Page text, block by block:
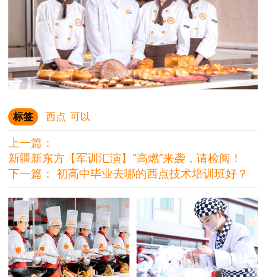
标签 西点 可以
上一篇：
新疆新东方【军训汇演】“高燃”来袭，请检阅！
下一篇： 初高中毕业去哪的西点技术培训班好？